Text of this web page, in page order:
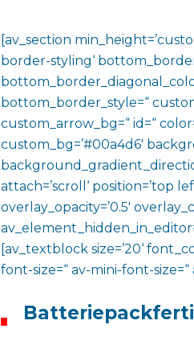
[av_section
border-styling‘
bottom_border_style=“
custom_arrow_bg=“ id=“
custom_bg=’#00a4d6′
attach=’scroll‘ position=’top
overlay_opacity=’0.5′
[av_textblock size=’20‘
font-size=“ av-mini-font-size=“